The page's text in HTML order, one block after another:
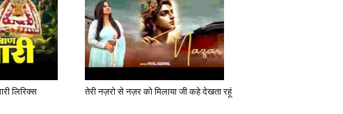
लिरिक्स तेरी नज़रो से नज़र को मिलाया जी कहे देखता रहूं